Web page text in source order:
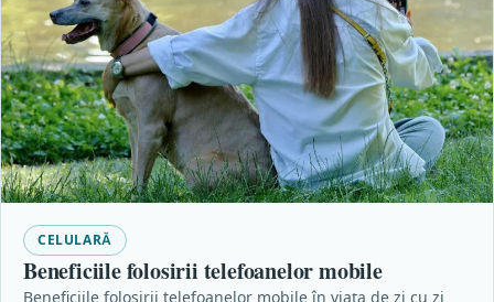
CELULARĂ
Beneficiile folosirii telefoanelor mobile
Beneficiile folosirii telefoanelor mobile în viața de zi cu zi